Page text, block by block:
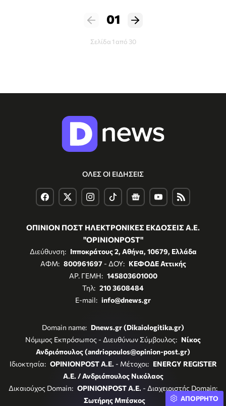
01
Σελίδα 1 από 30
ΟΛΕΣ ΟΙ ΕΙΔΗΣΕΙΣ
ΟΠΙΝΙΟΝ ΠΟΣΤ ΗΛΕΚΤΡΟΝΙΚΕΣ ΕΚΔΟΣΕΙΣ Α.Ε.
"OPINIONPOST"
Διεύθυνση: Ιπποκράτους 2, Αθήνα, 10679, Ελλάδα
ΑΦΜ: 800961697- ΔΟΥ: ΚΕΦΟΔΕ Αττικής
ΑΡ. ΓΕΜΗ: 145803601000
Τηλ: 210 3608484
E-mail: info@dnews.gr
Domain name: Dnews.gr (Dikaiologitika.gr)
Νόμιμος Εκπρόσωπος - Διευθύνων Σύμβουλος: Νίκος
Ανδριόπουλος (andriopoulos@opinion-post.gr)
Ιδιοκτησία: OPINIONPOST A.E. - Μέτοχοι: ENERGY REGISTER
Α.Ε. / Ανδριόπουλος Νικόλαος
Δικαιούχος Domain: OPINIONPOST A.E. - Διαχειριστής Domain:
Σωτήρης Μπέσκος
ΑΠΟΡΡΗΤΟ